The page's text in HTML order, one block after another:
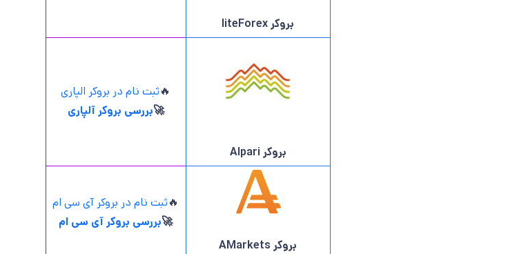
بروکرliteForex
بروکر Alpari
🔥ثبت نام در بروکر الپاری
🚀بررسی بروکر آلپاری
بروکر AMarkets
🔥ثبت نام در بروکر آی سی ام
🚀بررسی بروکر آی سی ام